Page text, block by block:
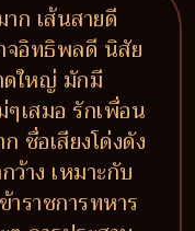
ก เส้นสายดี
จอิทธิพลดี นิสัย
ดใหญ่ มักมี
เสมอ รักเพื่อน
ชื่อเสียงโด่งดัง
ว้าง เหมาะกับ
ราชการทหาร